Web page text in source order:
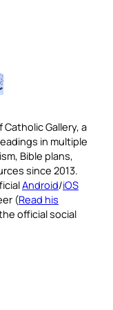
Gallery, a
in multiple
Bible plans,
since 2013.
Android/iOS
(Read his
official social